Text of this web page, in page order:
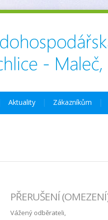
Aktuality Zákazníkům
PŘERUŠENÍ
Vážený odběrateli,